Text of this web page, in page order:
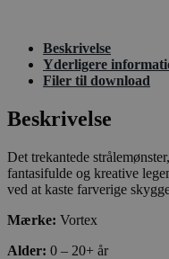
Beskrivelse
Yderligere
Filer til download
Beskrivelse
Det trekantede
fantasifulde og kreative
ved at kaste farverige
Mærke: Vortex
Alder: 0 – 20+ år